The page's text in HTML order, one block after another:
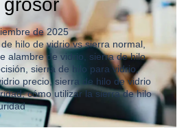
de 2025
hilo de vidrio vs sierra normal,
alambre de vidrio, sierra de hilo
, sierra de hilo para vidrio,
precio, sierra de hilo de vidrio
,cómo utilizar la sierra de hilo